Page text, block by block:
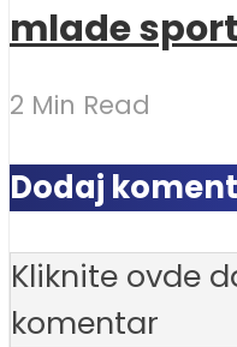
mlade
2 Min Read
Dodaj
Kliknite ovde
komentar